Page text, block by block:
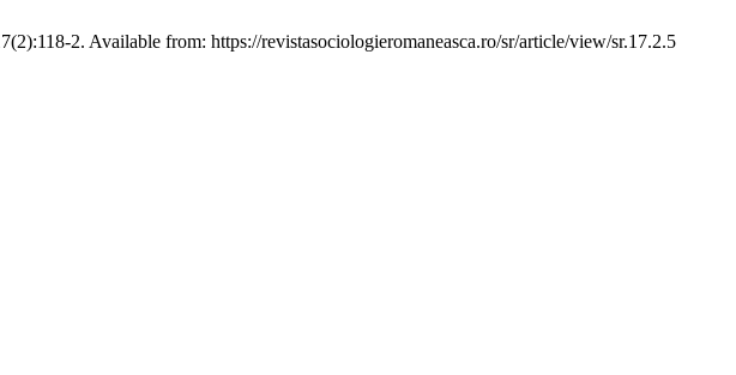
2. Available from: https://revistasociologieromaneasca.ro/sr/article/view/sr.17.2.5